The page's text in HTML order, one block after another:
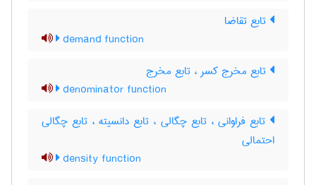
تابع تقاضا
demand function
تابع مخرج کسر ، تابع مخرج
denominator function
تابع فراوانی ، تابع چگالی ، تابع دانسیته ، تابع چگالی
احتمالی
density function